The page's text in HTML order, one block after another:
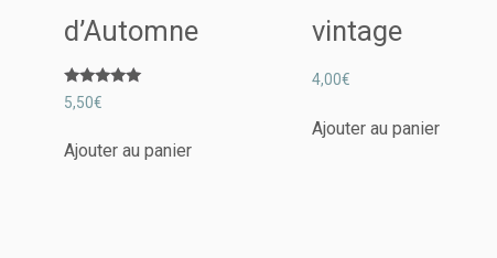
d’Automne
Note
5.00
5,50€
Ajouter au panier
vintage
4,00€
Ajouter au panier